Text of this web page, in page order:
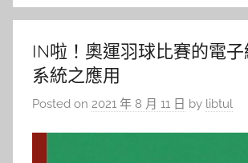
IN啦！奧運羽球比賽的電
系統之應用
Posted on 2021 年 8 月 11 日 by libtul